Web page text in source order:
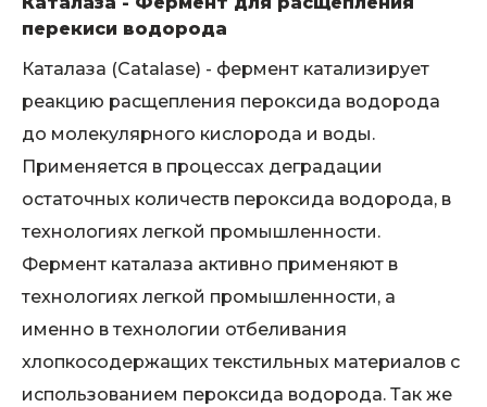
перекиси водорода
Каталаза (Catalase) - фермент катализирует
реакцию расщепления пероксида водорода
до молекулярного кислорода и воды.
Применяется в процессах деградации
остаточных количеств пероксида водорода, в
технологиях легкой промышленности.
Фермент каталаза активно применяют в
технологиях легкой промышленности, а
именно в технологии отбеливания
хлопкосодержащих текстильных материалов с
использованием пероксида водорода. Так же